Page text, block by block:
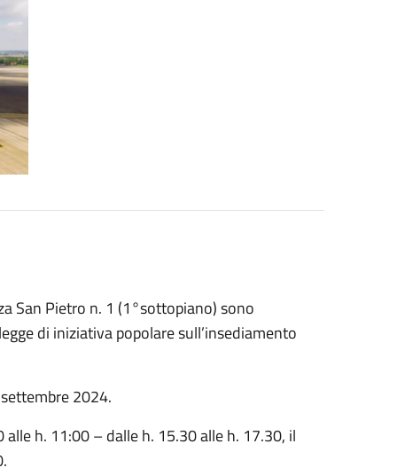
San Pietro n. 1 (1°sottopiano) sono
di iniziativa popolare sull’insediamento
2024.
h. 11:00 – dalle h. 15.30 alle h. 17.30, il